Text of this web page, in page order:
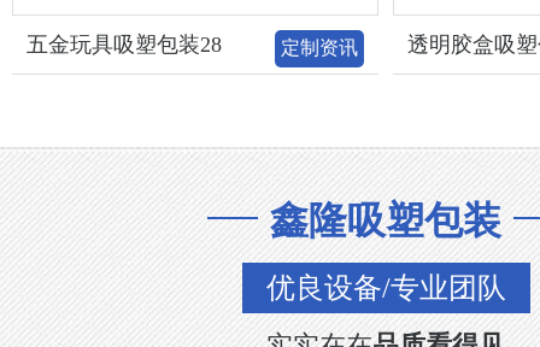
五金玩具吸塑包装28 定制资讯 透明胶盒吸
鑫隆吸塑包装
优良设备/专业团队